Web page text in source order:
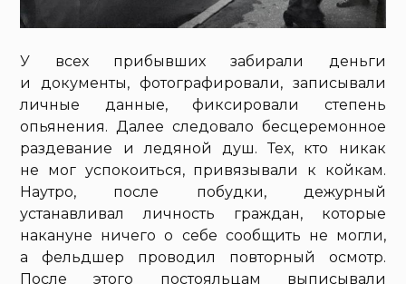
У всех прибывших забирали деньги
и документы, фотографировали, записывали
личные данные, фиксировали степень
опьянения. Далее следовало бесцеремонное
раздевание и ледяной душ. Тех, кто никак
не мог успокоиться, привязывали к койкам.
Наутро, после побудки, дежурный
устанавливал личность граждан, которые
накануне ничего о себе сообщить не могли,
а фельдшер проводил повторный осмотр.
После этого постояльцам выписывали